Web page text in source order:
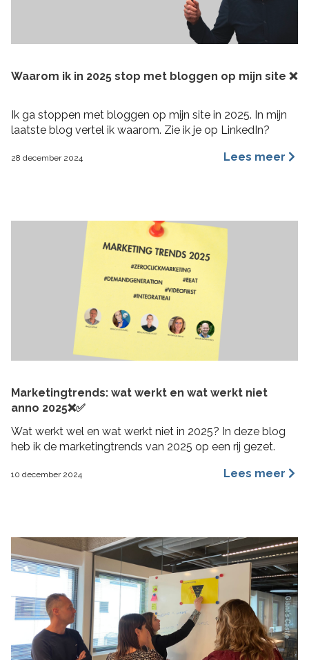
Waarom ik in 2025 stop met bloggen op mijn site ❌
Ik ga stoppen met bloggen op mijn site in 2025. In mijn
laatste blog vertel ik waarom. Zie ik je op LinkedIn?
28 december 2024 Lees meer
Marketingtrends: wat werkt en wat werkt niet
anno 2025❌✅
Wat werkt wel en wat werkt niet in 2025? In deze blog
heb ik de marketingtrends van 2025 op een rij gezet.
10 december 2024 Lees meer